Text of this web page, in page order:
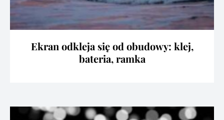
Ekran odkleja się od obudowy: klej,
bateria, ramka